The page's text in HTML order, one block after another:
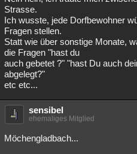
Strasse.
Ich wusste, jede Dorfbewohner
Fragen stellen.
Statt wie über sonstige Monate,
die Fragen "hast du
auch gebetet ?" "hast Du auch
abgelegt?"
etc etc...
sensibel
ehemaliges Mitglied
Möchengladbach...